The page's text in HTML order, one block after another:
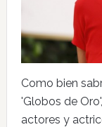
Como bien
'Globos de
actores y